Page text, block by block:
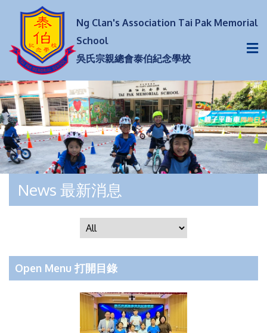
Ng Clan's Association Tai Pak Memorial
School
吳氏宗親總會泰伯紀念學校
News 最新消息
Open Menu 打開目錄